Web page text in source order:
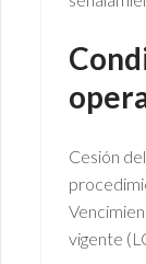
Cesión
vigente